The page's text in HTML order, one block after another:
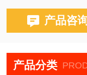
布鲁克 产品咨
产品分类